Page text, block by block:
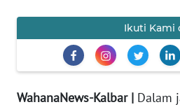
Ikuti Kami
WahanaNews-Kalbar | Dalam
KAMI